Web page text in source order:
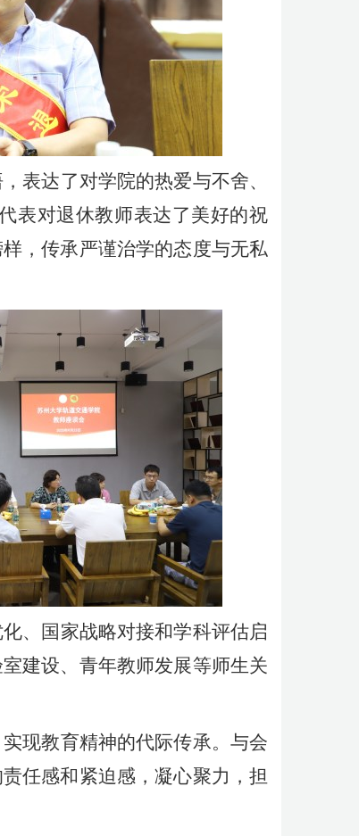
表达了对学院的热爱与不舍、
表对退休教师表达了美好的祝
，传承严谨治学的态度与无私
、国家战略对接和学科评估启
建设、青年教师发展等师生关
现教育精神的代际传承。与会
任感和紧迫感，凝心聚力，担